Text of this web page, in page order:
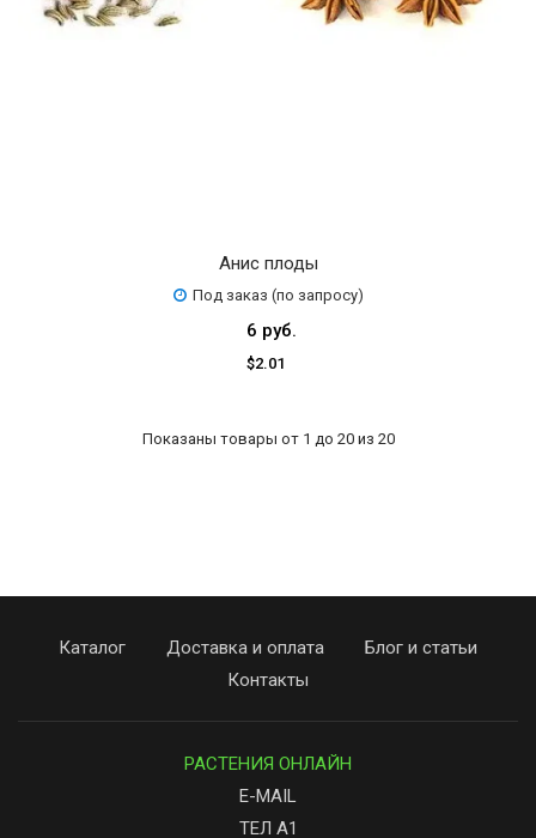
Анис плоды
Под заказ (по запросу)
6 руб.
$2.01
Показаны товары от 1 до 20 из 20
Каталог Доставка и оплата
Блог и статьи
Контакты
РАСТЕНИЯ ОНЛАЙН
E-MAIL
ТЕЛ А1